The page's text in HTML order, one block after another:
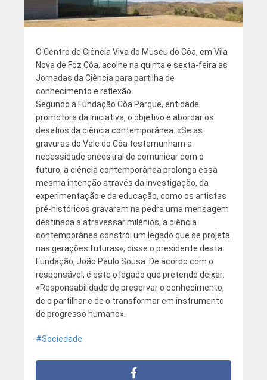
O Centro de Ciência Viva do Museu do Côa, em Vila
Nova de Foz Côa, acolhe na quinta e sexta-feira as
Jornadas da Ciência para partilha de
conhecimento e reflexão.
Segundo a Fundação Côa Parque, entidade
promotora da iniciativa, o objetivo é abordar os
desafios da ciência contemporânea. «Se as
gravuras do Vale do Côa testemunham a
necessidade ancestral de comunicar com o
futuro, a ciência contemporânea prolonga essa
mesma intenção através da investigação, da
experimentação e da educação, como os artistas
pré-históricos gravaram na pedra uma mensagem
destinada a atravessar milénios, a ciência
contemporânea constrói um legado que se projeta
nas gerações futuras», disse o presidente desta
Fundação, João Paulo Sousa. De acordo com o
responsável, é este o legado que pretende deixar:
«Responsabilidade de preservar o conhecimento,
de o partilhar e de o transformar em instrumento
de progresso humano».
Sociedade